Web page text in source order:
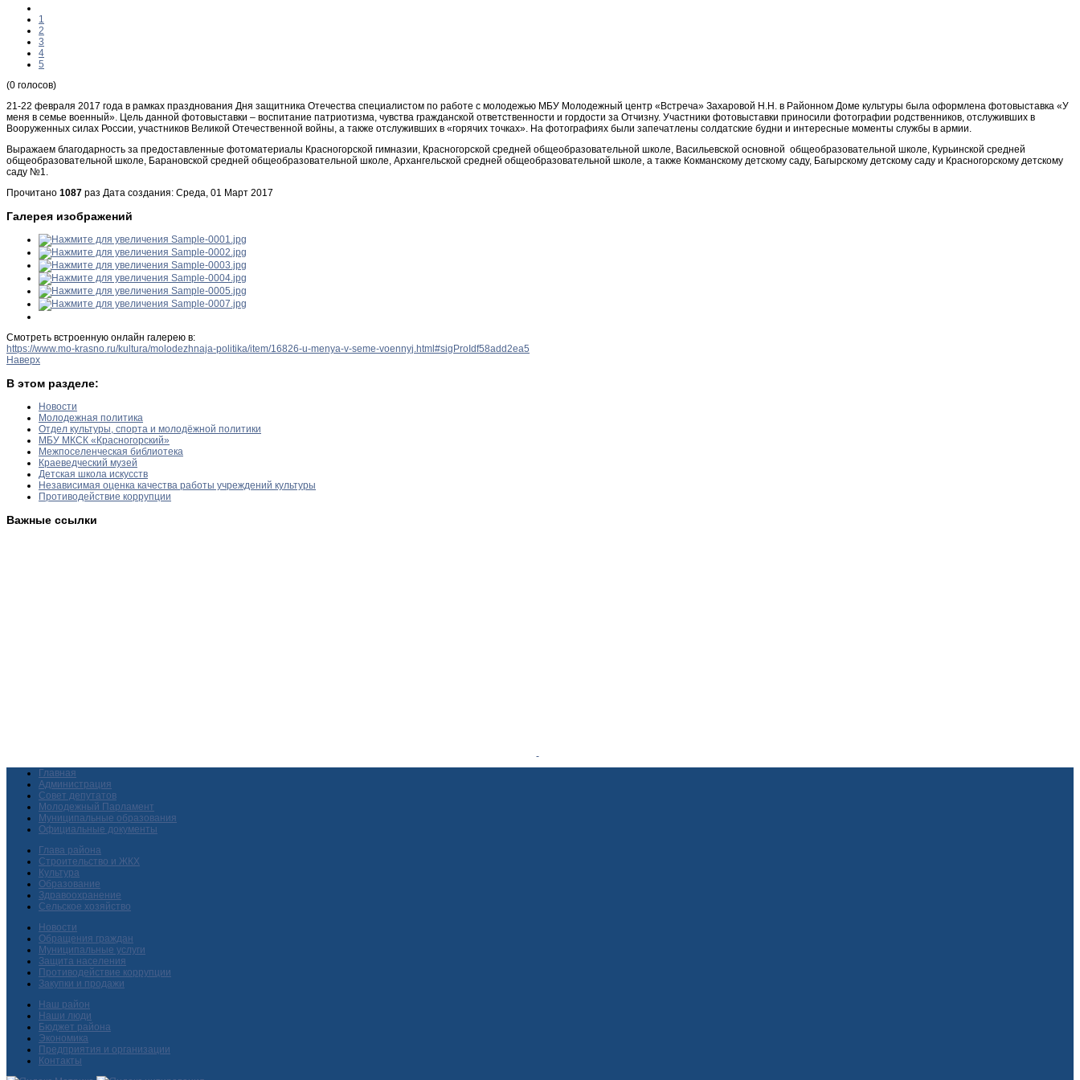
1
2
3
4
5
(0 голосов)
21-22 февраля 2017 года в рамках празднования Дня защитника Отечества специалистом по работе с молодежью МБУ Молодежный центр «Встреча» Захаровой Н.Н. в Районном Доме культуры была оформлена фотовыставка «У
меня в семье военный». Цель данной фотовыставки – воспитание патриотизма, чувства гражданской ответственности и гордости за Отчизну. Участники фотовыставки приносили фотографии родственников, отслуживших в
Вооруженных силах России, участников Великой Отечественной войны, а также отслуживших в «горячих точках». На фотографиях были запечатлены солдатские будни и интересные моменты службы в армии.
Выражаем благодарность за предоставленные фотоматериалы Красногорской гимназии, Красногорской средней общеобразовательной школе, Васильевской основной общеобразовательной школе, Курьинской средней
общеобразовательной школе, Барановской средней общеобразовательной школе, Архангельской средней общеобразовательной школе, а также Кокманскому детскому саду, Багырскому детскому саду и Красногорскому детскому
саду №1.
Прочитано 1087 раз Дата создания: Среда, 01 Март 2017
Галерея изображений
Смотреть встроенную онлайн галерею в:
https://www.mo-krasno.ru/kultura/molodezhnaja-politika/item/16826-u-menya-v-seme-voennyj.html#sigProIdf58add2ea5
Наверх
В этом разделе:
Новости
Молодежная политика
Отдел культуры, спорта и молодёжной политики
МБУ МКСК «Красногорский»
Межпоселенческая библиотека
Краеведческий музей
Детская школа искусств
Независимая оценка качества работы учреждений культуры
Противодействие коррупции
Важные ссылки
Главная
Администрация
Совет депутатов
Молодежный Парламент
Муниципальные образования
Официальные документы
Глава района
Строительство и ЖКХ
Культура
Образование
Здравоохранение
Сельское хозяйство
Новости
Обращения граждан
Муниципальные услуги
Защита населения
Противодействие коррупции
Закупки и продажи
Наш район
Наши люди
Бюджет района
Экономика
Предприятия и организации
Контакты